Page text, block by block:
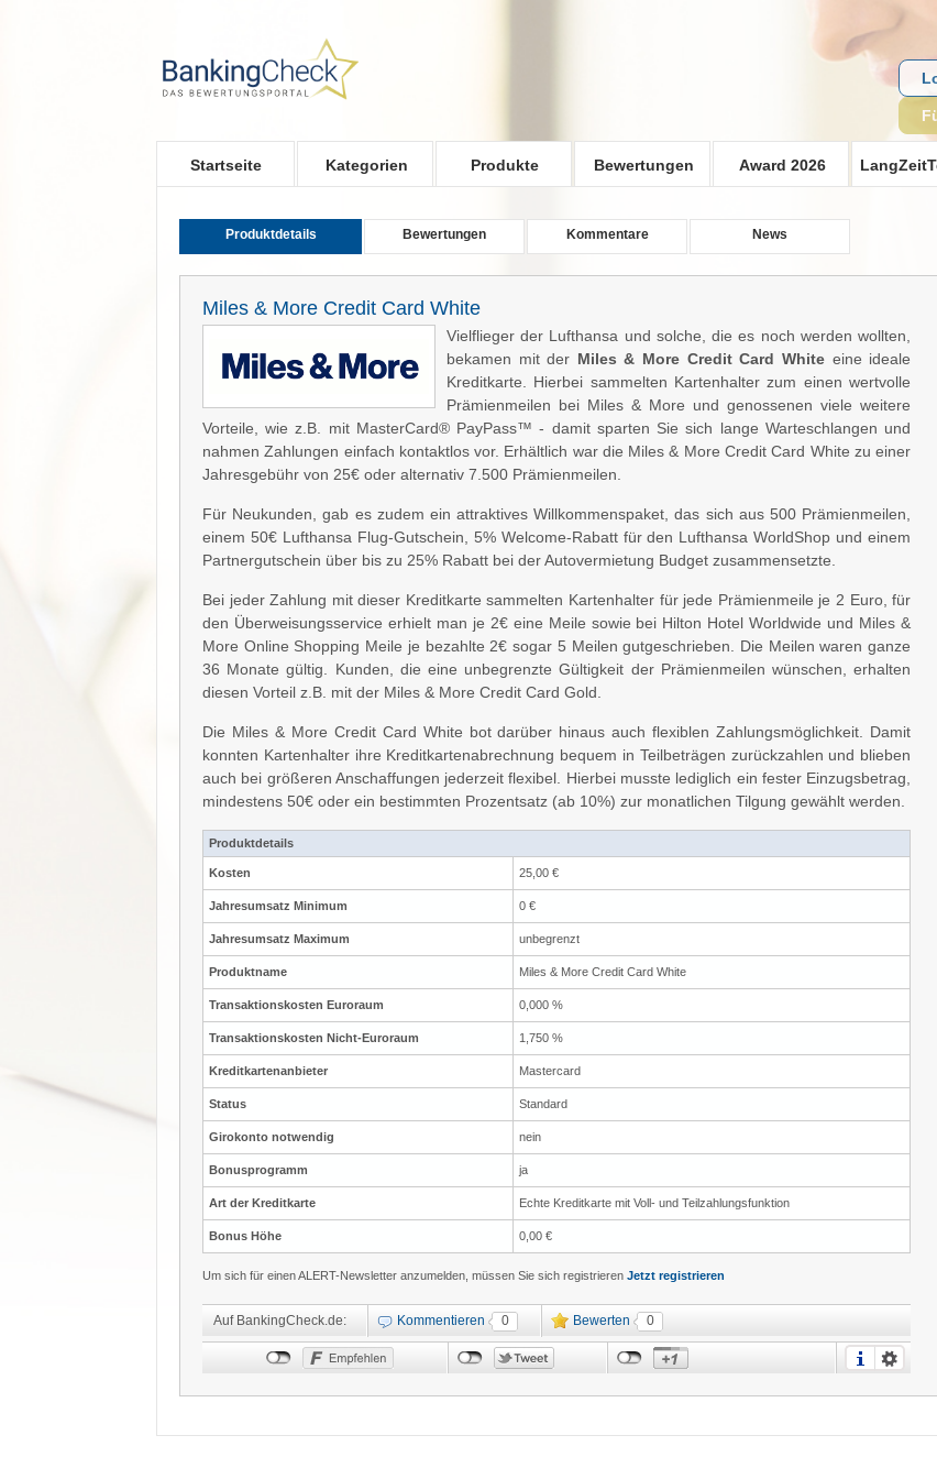
Startseite Kategorien Produkte Bewertungen Award 2026
Produktdetails Bewertungen Kommentare News
Miles & More Credit Card White
Vielflieger der Lufthansa und solche, die es noch werden wollten,
bekamen mit der Miles & More Credit Card Whiteeine ideale
Kreditkarte. Hierbei sammelten Kartenhalter zum einen wertvolle
Prämienmeilen bei Miles & More und genossenen viele weitere
Vorteile, wie z.B. mit MasterCard® PayPass™ - damit sparten Sie sich lange Warteschlangen und
nahmen Zahlungen einfach kontaktlos vor. Erhältlich war die Miles & More Credit Card White zu einer
Jahresgebühr von 25€ oder alternativ 7.500 Prämienmeilen.
Für Neukunden, gab es zudem ein attraktives Willkommenspaket, das sich aus 500 Prämienmeilen,
einem 50€ Lufthansa Flug-Gutschein, 5% Welcome-Rabatt für den Lufthansa WorldShop und einem
Partnergutschein über bis zu 25% Rabatt bei der Autovermietung Budget zusammensetzte.
Bei jeder Zahlung mit dieser Kreditkarte sammelten Kartenhalter für jede Prämienmeile je 2 Euro, für
den Überweisungsservice erhielt man je 2€ eine Meile sowie bei Hilton Hotel Worldwide und Miles &
More Online Shopping Meile je bezahlte 2€ sogar 5 Meilen gutgeschrieben. Die Meilen waren ganze
36 Monate gültig. Kunden, die eine unbegrenzte Gültigkeit der Prämienmeilen wünschen, erhalten
diesen Vorteil z.B. mit der Miles & More Credit Card Gold.
Die Miles & More Credit Card White bot darüber hinaus auch flexiblen Zahlungsmöglichkeit. Damit
konnten Kartenhalter ihre Kreditkartenabrechnung bequem in Teilbeträgen zurückzahlen und blieben
auch bei größeren Anschaffungen jederzeit flexibel. Hierbei musste lediglich ein fester Einzugsbetrag,
mindestens 50€ oder ein bestimmten Prozentsatz (ab 10%) zur monatlichen Tilgung gewählt werden.
Produktdetails
Kosten 25,00 €
Jahresumsatz Minimum 0 €
Jahresumsatz Maximum unbegrenzt
Produktname Miles & More Credit Card White
Transaktionskosten Euroraum 0,000 %
Transaktionskosten Nicht-Euroraum 1,750 %
Kreditkartenanbieter Mastercard
Status Standard
Girokonto notwendig nein
Bonusprogramm ja
Art der Kreditkarte Echte Kreditkarte mit Voll- und Teilzahlungsfunktion
Bonus Höhe 0,00 €
Um sich für einen ALERT-Newsletter anzumelden, müssen Sie sich registrieren Jetzt registrieren
Auf BankingCheck.de: Kommentieren 0 Bewerten 0